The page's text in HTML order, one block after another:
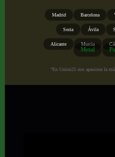
Madrid Barcelona
Soria Ávila
Alicante Murcia
Metal
“En Union25 nos apasiona la